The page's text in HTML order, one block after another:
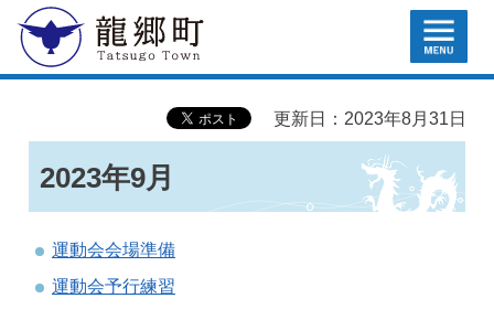
龍郷町 MENU
更新日：2023年8月31日
2023年9月
運動会会場準備
運動会予行練習